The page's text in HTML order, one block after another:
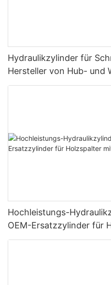
Hydraulikzylinder für
Hersteller von Hub- und
Schneeschilde
Hochleistungs-
OEM-Ersatzzylinder für
Tonnen Tragkraft